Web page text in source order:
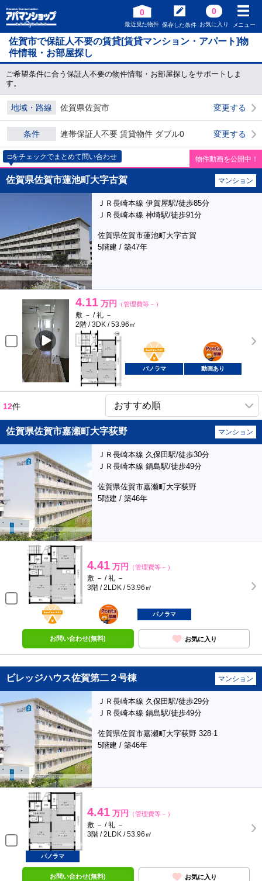
0
最近見た物件 保存した条件
0
お気に入り メニュー
佐賀市で保証人不要の賃貸[賃貸マンション・アパート]物
件情報・お部屋探し
ご希望条件に合う保証人不要の物件情報・お部屋探しをサポートしま
す。
地域・路線 佐賀県佐賀市 変更する
条件 連帯保証人不要 賃貸物件 ダブル0 変更する
□をチェックでまとめて問い合わせ 物件動画を公開中！
佐賀県佐賀市蓮池町大字古賀 マンション
ＪＲ長崎本線 伊賀屋駅/徒歩85分
ＪＲ長崎本線 神埼駅/徒歩91分
佐賀県佐賀市蓮池町大字古賀
5階建 / 築47年
4.11 万円 （管理費等－）
敷 － / 礼 －
2階 / 3DK / 53.96㎡
BunChinPAY
ポンタ
部屋
パノラマ 動画あり
12件
佐賀県佐賀市嘉瀬町大字荻野 マンション
ＪＲ長崎本線 久保田駅/徒歩30分
ＪＲ長崎本線 鍋島駅/徒歩49分
佐賀県佐賀市嘉瀬町大字荻野
5階建 / 築46年
4.41 万円 （管理費等－）
敷 － / 礼 －
3階 / 2LDK / 53.96㎡
BunChinPAY
ポンタ
部屋
パノラマ
お問い合わせ(無料) お気に入り
ビレッジハウス佐賀第二２号棟 マンション
ＪＲ長崎本線 久保田駅/徒歩29分
ＪＲ長崎本線 鍋島駅/徒歩49分
佐賀県佐賀市嘉瀬町大字荻野 328-1
5階建 / 築46年
4.41 万円 （管理費等－）
敷 － / 礼 －
3階 / 2LDK / 53.96㎡
パノラマ
お問い合わせ(無料) お気に入り